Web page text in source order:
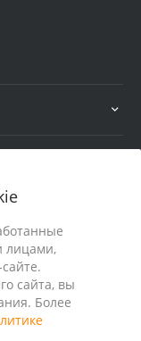
лицами,
сайта, вы
Более